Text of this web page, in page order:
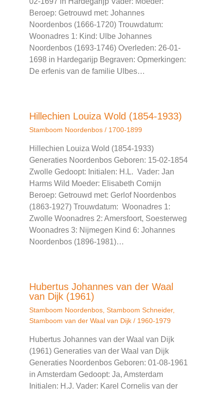
Beroep: Getrouwd met: Johannes
Noordenbos (1666-1720) Trouwdatum:
Woonadres 1: Kind: Ulbe Johannes
Noordenbos (1693-1746) Overleden: 26-01-
1698 in Hardegarijp Begraven: Opmerkingen:
De erfenis van de familie Ulbes…
Hillechien Louiza Wold (1854-1933)
Stamboom Noordenbos / 1700-1899
Hillechien Louiza Wold (1854-1933)
Generaties Noordenbos Geboren: 15-02-1854
Zwolle Gedoopt: Initialen: H.L. Vader: Jan
Harms Wild Moeder: Elisabeth Comijn
Beroep: Getrouwd met: Gerlof Noordenbos
(1863-1927) Trouwdatum: Woonadres 1:
Zwolle Woonadres 2: Amersfoort, Soesterweg
Woonadres 3: Nijmegen Kind 6: Johannes
Noordenbos (1896-1981)…
Hubertus Johannes van der Waal
van Dijk (1961)
Stamboom Noordenbos Stamboom Schneider,
Stamboom van der Waal van Dijk / 1960-1979
Hubertus Johannes van der Waal van Dijk
(1961) Generaties van der Waal van Dijk
Generaties Noordenbos Geboren: 01-08-1961
in Amsterdam Gedoopt: Ja, Amsterdam
Initialen: H.J. Vader: Karel Cornelis van der